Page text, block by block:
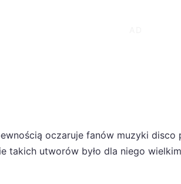
oczaruje fanów muzyki
takich utworów było dla niego